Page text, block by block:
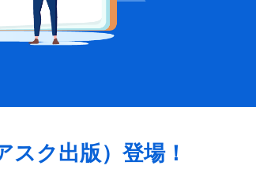
スク出版）登場！